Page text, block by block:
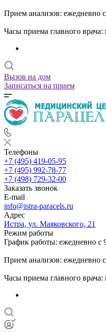
Прием анализов: ежедневно
Часы приема главного
Вызов на дом
Записаться на прием
Телефоны
+7 (495) 419-05-95
+7 (495) 992-78-77
+7 (498) 729-32-00
Заказать звонок
E-mail
info@istra-paracels.ru
Адрес
Истра, ул. Маяковского, 21
Режим работы
График работы: ежедневно с
Прием анализов: ежедневно
Часы приема главного